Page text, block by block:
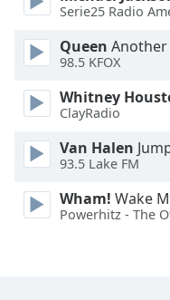
Done
Close
Dialog
End
dialog
Serie25 Radio
Queen Another
98.5 KFOX
Whitney
ClayRadio
Van Halen
93.5 Lake FM
Wham! Wake
Powerhitz - The